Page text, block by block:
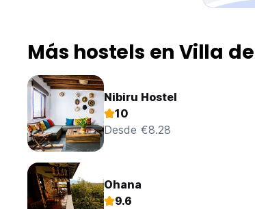
Más hostels en Villa
Nibiru Hostel
10
Desde €8.28
Ohana
9.6